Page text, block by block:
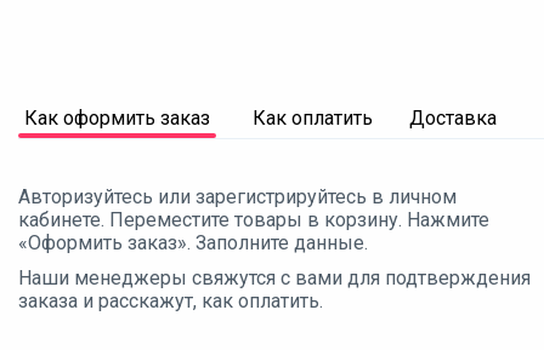
Как оформить заказ Как оплатить Доставка
Авторизуйтесь или зарегистрируйтесь в личном
кабинете. Переместите товары в корзину. Нажмите
«Оформить заказ». Заполните данные.
Наши менеджеры свяжутся с вами для подтверждения
заказа и расскажут, как оплатить.